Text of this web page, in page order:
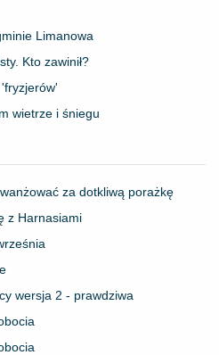
Limanowa
Kto zawinił?
wietrze i śniegu
za dotkliwą porażkę
z Harnasiami
wersja 2 - prawdziwa